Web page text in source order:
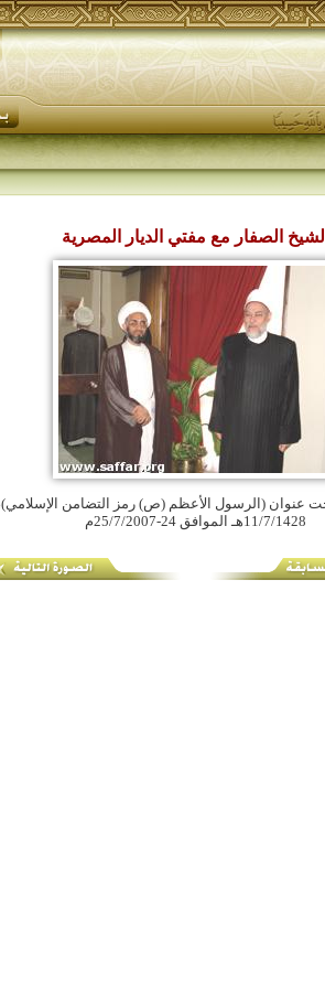
الشيخ الصفار مع مفتي الديار المصرية
11/7/1428هـ الموافق 24-25/7/2007م